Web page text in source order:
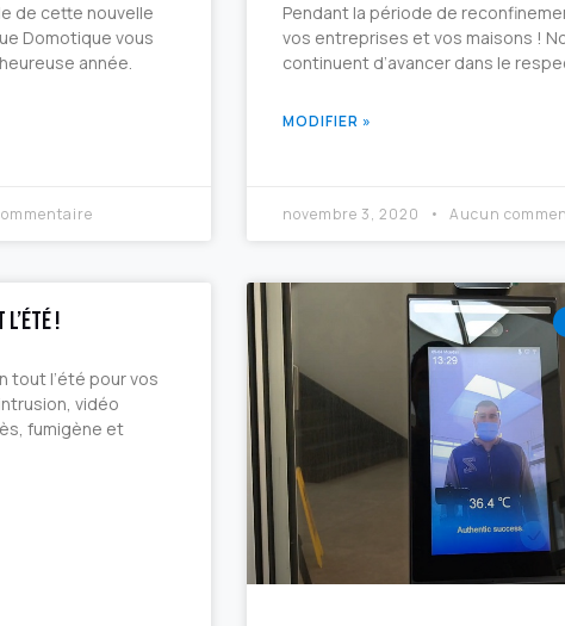
de cette nouvelle
Domotique vous
année.
Pendant la période de
vos entreprises et vos maisons !
continuent d’avancer dans le
MODIFIER »
novembre 3, 2020 Aucun
l’été !
tout l’été pour vos
vidéo
fumigène et